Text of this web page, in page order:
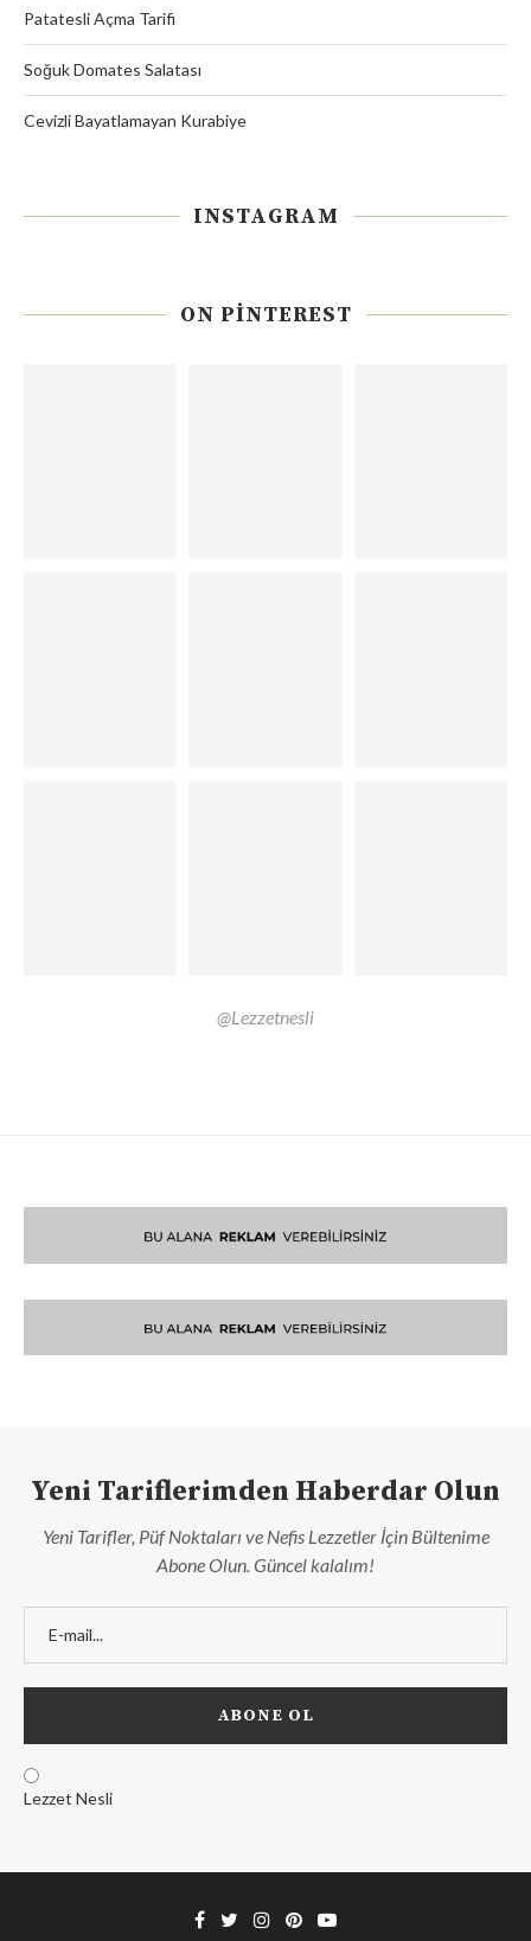
Patatesli Açma Tarifi
Soğuk Domates Salatası
Cevizli Bayatlamayan Kurabiye
INSTAGRAM
ON PINTEREST
@Lezzetnesli
Yeni Tariflerimden Haberdar Olun
Yeni Tarifler, Püf Noktaları ve Nefis Lezzetler İçin Bültenime
Abone Olun. Güncel kalalım!
Lezzet Nesli